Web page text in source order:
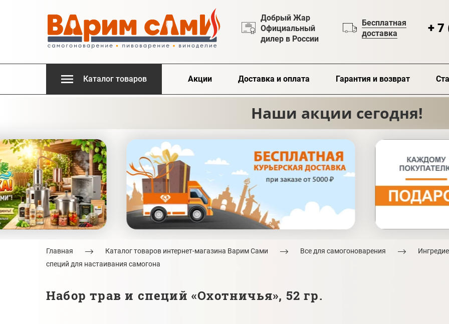
Добрый Жар
Официальный
дилер в России
Бесплатная
доставка
+
Каталог товаров Акции Доставка и оплата Гарантия и возврат
Наши акции сегодня!
Главная Каталог товаров интернет-магазина Варим Сами Все для самогоноварения
специй для настаивания самогона
Набор трав и специй «Охотничья», 52 гр.